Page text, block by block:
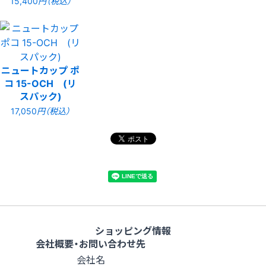
ニュートカップ ポ
コ 15-OCH (リ
スパック)
17,050円（税込）
ショッピング情報
会社概要・お問い合わせ先
会社名